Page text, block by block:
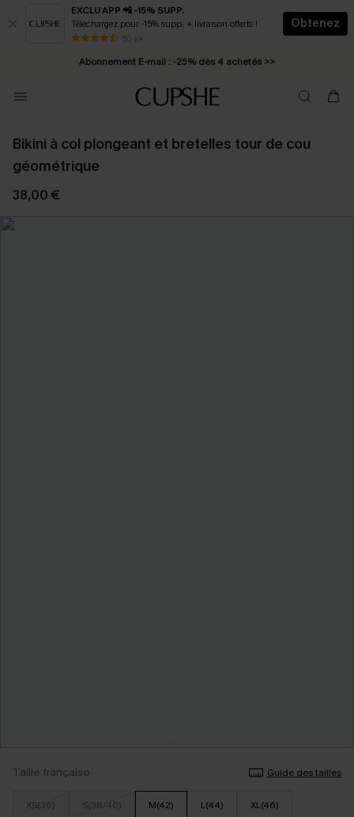
EXCLU APP 📲 -15% SUPP.
Téléchargez pour -15% supp. + livraison offerts !
50 k+
Obtenez
* Livraison éclair 2-3 jours ouvrés >>
Abonnement E-mail : -25% dès 4 achetés >>
Bikini à col plongeant et bretelles tour de cou
géométrique
38,00 €
Taille française Guide des tailles
XS(36) S(38/40) M(42) L(44) XL(46)